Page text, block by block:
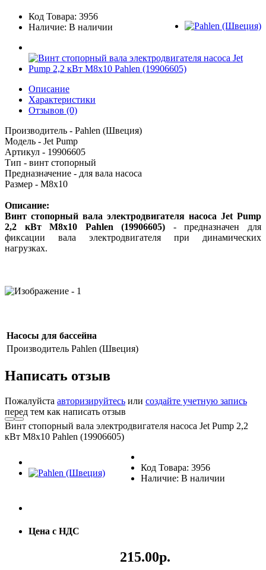
Код Товара: 3956
Наличие: В наличии
Описание
Характеристики
Отзывов (0)
Производитель - Pahlen (Швеция)
Модель - Jet Pump
Артикул - 19906605
Тип - винт стопорный
Предназначение - для вала насоса
Размер - М8х10
Описание:
Винт стопорный вала электродвигателя насоса Jet Pump
2,2 кВт М8х10 Pahlen (19906605) - предназначен для
фиксации вала электродвигателя при динамических
нагрузках.
Насосы для бассейна
Производитель Pahlen (Швеция)
Написать отзыв
Пожалуйста авторизируйтесь или создайте учетную запись
перед тем как написать отзыв
Винт стопорный вала электродвигателя насоса Jet Pump 2,2
кВт М8х10 Pahlen (19906605)
Код Товара: 3956
Наличие: В наличии
Цена с НДС
215.00р.